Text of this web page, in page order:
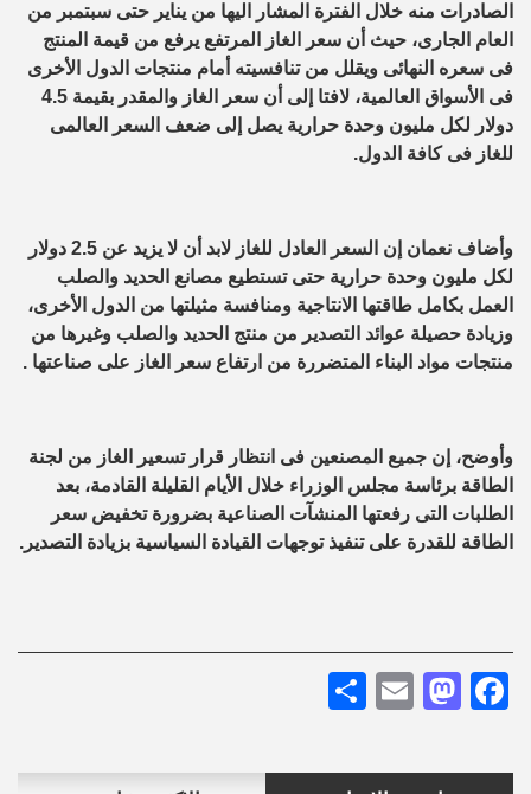
الصادرات منه خلال الفترة المشار اليها من يناير حتى سبتمبر من
العام الجارى، حيث أن سعر الغاز المرتفع يرفع من قيمة المنتج
فى سعره النهائى ويقلل من تنافسيته أمام منتجات الدول الأخرى
فى الأسواق العالمية، لافتا إلى أن سعر الغاز والمقدر بقيمة 4.5
دولار لكل مليون وحدة حرارية يصل إلى ضعف السعر العالمى
للغاز فى كافة الدول.
وأضاف نعمان إن السعر العادل للغاز لابد أن لا يزيد عن 2.5 دولار
لكل مليون وحدة حرارية حتى تستطيع مصانع الحديد والصلب
العمل بكامل طاقتها الانتاجية ومنافسة مثيلتها من الدول الأخرى،
وزيادة حصيلة عوائد التصدير من منتج الحديد والصلب وغيرها من
منتجات مواد البناء المتضررة من ارتفاع سعر الغاز على صناعتها .
وأوضح، إن جميع المصنعين فى انتظار قرار تسعير الغاز من لجنة
الطاقة برئاسة مجلس الوزراء خلال الأيام القليلة القادمة، بعد
الطلبات التى رفعتها المنشآت الصناعية بضرورة تخفيض سعر
الطاقة للقدرة على تنفيذ توجهات القيادة السياسية بزيادة التصدير.
Facebook
Mastodon
Email